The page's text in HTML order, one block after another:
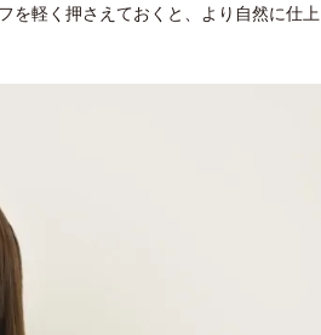
を軽く押さえておくと、より自然に仕上